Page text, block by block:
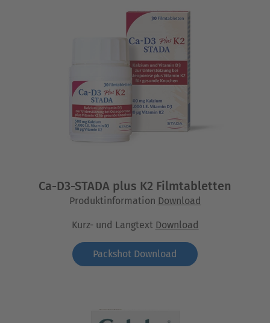
Ca-D3-STADA plus K2 Filmtabletten
Produktinformation Download
Kurz- und Langtext Download
Packshot Download